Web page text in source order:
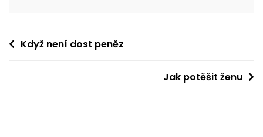
Navigace
Když není dost peněz
Jak potěšit ženu